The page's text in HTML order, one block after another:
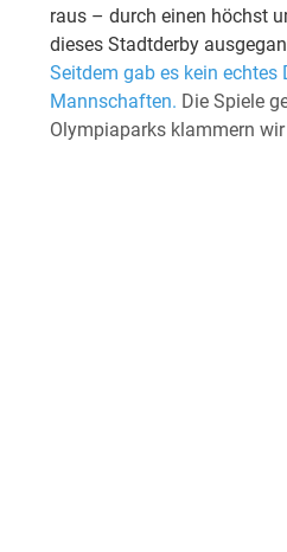
raus – durch einen höchst
dieses Stadtderby
Seitdem gab es kein
Mannschaften. Die Spiele
Olympiaparks klammern